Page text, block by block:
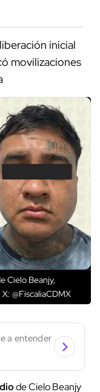
inicial
movilizaciones
Cielo Beanjy,
@FiscaliaCDMX
a entender
de Cielo Beanjy